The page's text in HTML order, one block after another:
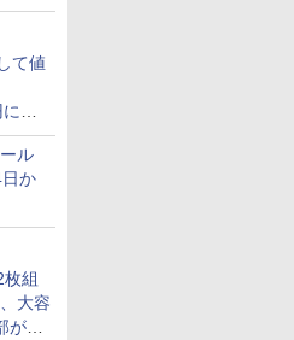
て値
急
」
半の
ル
日か
組
大容
続